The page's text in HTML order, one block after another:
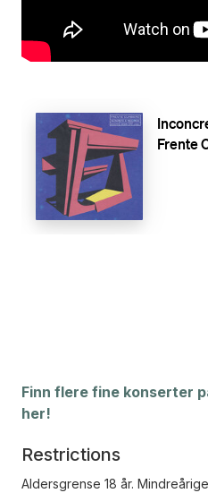
Finn flere fine konserter
her!
Restrictions
Aldersgrense 18 år.